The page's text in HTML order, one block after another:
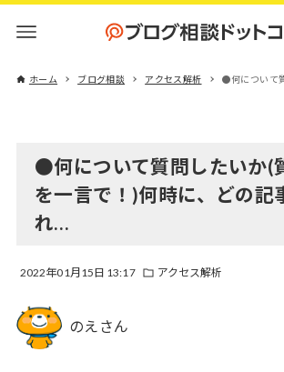
ホーム ブログ相談 アクセス解析 ●何について
●何について質問したいか(
を一言で！)何時に、どの記
れ…
2022年01月15日 13:17 アクセス解析
のえさん